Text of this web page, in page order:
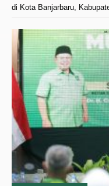
di Kota Banjarbaru,